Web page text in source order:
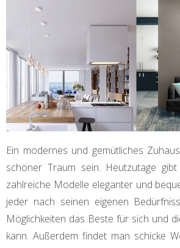
Ein modernes und gemütliches
schöner Traum sein. Heutzutage
zahlreiche Modelle eleganter und
jeder nach seinen eigenen
Möglichkeiten das Beste für sich und
kann. Außerdem findet man schicke